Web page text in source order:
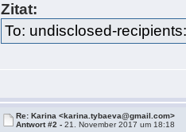
Zitat:
To: undisclosed-
Re: Karina <karina.tybaeva@gmail.com>
Antwort #2 -21. November 2017 um 18:18